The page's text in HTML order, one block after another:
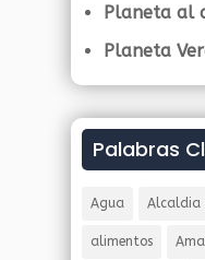
Planeta al
Planeta
Palabras
Agua Alcaldia
alimentos